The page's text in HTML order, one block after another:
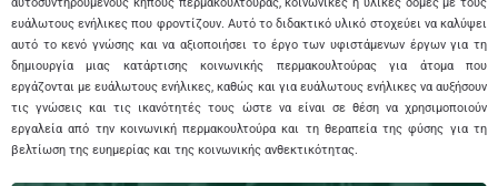
ευάλωτους ενήλικες που φροντίζουν. Αυτό το διδακτικό υλικό στοχεύει να καλύψει
αυτό το κενό γνώσης και να αξιοποιήσει το έργο των υφιστάμενων έργων για τη
δημιουργία μιας κατάρτισης κοινωνικής περμακουλτούρας για άτομα που
εργάζονται με ευάλωτους ενήλικες, καθώς και για ευάλωτους ενήλικες να αυξήσουν
τις γνώσεις και τις ικανότητές τους ώστε να είναι σε θέση να χρησιμοποιούν
εργαλεία από την κοινωνική περμακουλτούρα και τη θεραπεία της φύσης για τη
βελτίωση της ευημερίας και της κοινωνικής ανθεκτικότητας.